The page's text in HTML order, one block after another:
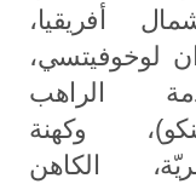
أفريقيا،
لوخوفيتسي،
الراهب
وكهنة
الكاهن